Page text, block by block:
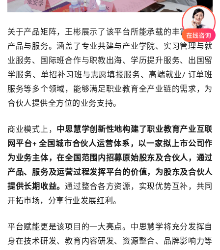
关于产品矩阵，王彬展示了该平台所能承载的丰富多元的
产品与服务。涵盖了专业共建与产业学院、实习管理与就
业服务、国际班合作与职教出海、学历提升服务、出国留
学服务、单招补习班与志愿填报服务、高端就业/ 订单班
服务等多个领域，能够满足职业教育全产业链的需求，为
合伙人提供全方位的业务支持。
商业模式上， 中思慧学创新性地构建了职业教育产业互联
网平台+全国城市合伙人运营体系，以一家拟上市公司作
为业务主体，在全国范围内招募原始股东及合伙人，通过
产品、服务及运营过程发挥平台的价值，为股东及合伙人
提供长期收益。通过整合各方资源，实现优势互补，共同
开拓市场，分享行业发展红利。
平台赋能更是该项目的一大亮点。中思慧学将充分发挥自
身在技术研发、教育内容研发、资源整合、品牌影响力等